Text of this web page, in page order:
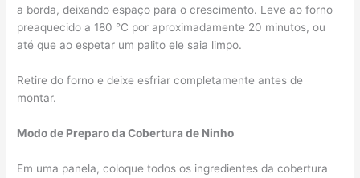
a borda, deixando espaço para o crescimento. Leve ao forno
preaquecido a 180 °C por aproximadamente 20 minutos, ou
até que ao espetar um palito ele saia limpo.
Retire do forno e deixe esfriar completamente antes de
montar.
Modo de Preparo da Cobertura de Ninho
Em uma panela, coloque todos os ingredientes da cobertura